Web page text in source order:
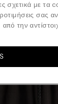
σχετικά με τα
σας
από την